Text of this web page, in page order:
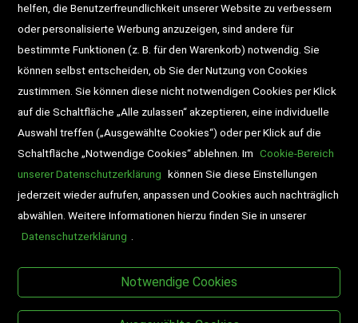
Newsletter Schultaschen
Veranstaltungen
BESUCHEN SIE UNS
helfen, die Benutzerfreundlichkeit unserer Website zu verbessern
oder personalisierte Werbung anzuzeigen, sind andere für
bestimmte Funktionen (z. B. für den Warenkorb) notwendig. Sie
können selbst entscheiden, ob Sie der Nutzung von Cookies
zustimmen. Sie können diese nicht notwendigen Cookies per Klick
auf die Schaltfläche „Alle zulassen“ akzeptieren, eine individuelle
Auswahl treffen („Ausgewählte Cookies“) oder per Klick auf die
Schaltfläche „Notwendige Cookies“ ablehnen. Im Cookie-Bereich
unserer Datenschutzerklärung können Sie diese Einstellungen
jederzeit wieder aufrufen, anpassen und Cookies auch nachträglich
abwählen. Weitere Informationen hierzu finden Sie in unserer
Datenschutzerklärung
Notwendige Cookies